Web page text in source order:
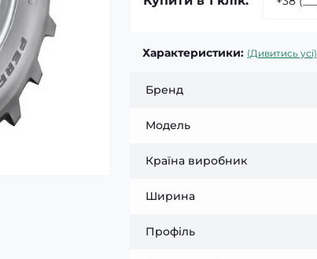
Характеристики: (Дивитись усі)
Бренд
Модель
Країна виробник
Ширина
Профіль